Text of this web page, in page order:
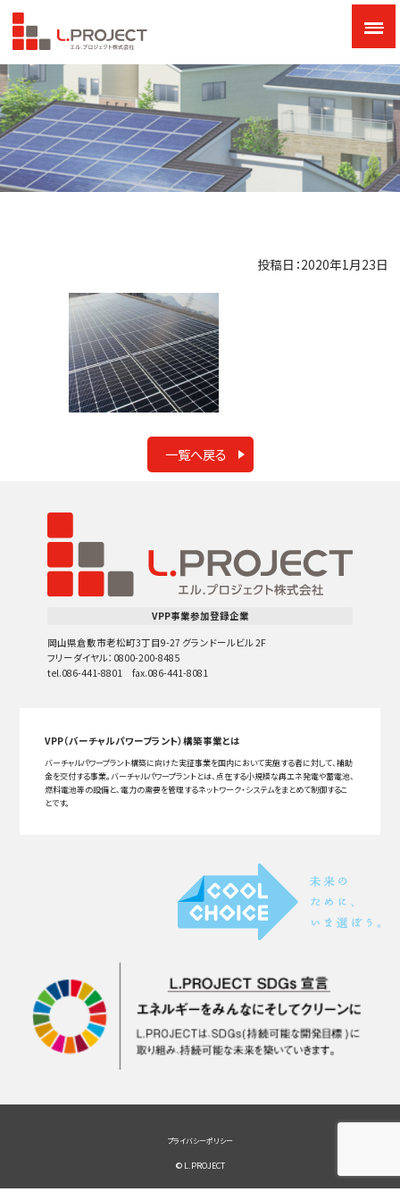
投稿日：2020年1月23日
一覧へ戻る
VPP事業参加登録企業
岡山県倉敷市老松町3丁目9-27 グランドールビル 2F
フリーダイヤル：0800-200-8485
tel.086-441-8801 fax.086-441-8081
VPP（バーチャルパワープラント）構築事業とは
バーチャルパワープラント構築に向けた実証事業を国内において実施する者に対して、補助
金を交付する事業。バーチャルパワープラントとは、点在する小規模な再エネ発電や蓄電池、
燃料電池等の設備と、電力の需要を管理するネットワーク・システムをまとめて制御するこ
とです。
プライバシーポリシー
© L.PROJECT